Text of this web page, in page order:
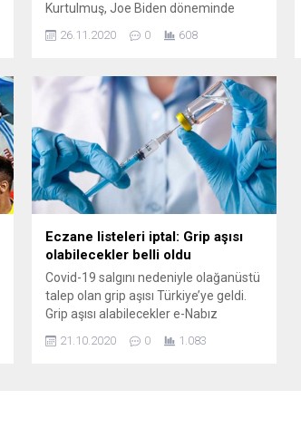
Kurtulmuş, Joe Biden döneminde
Türkiye-ABD ilişkilerinde gerilim
beklemediklerini söyledi. Reuters’a
‘Türkiye’yle gergin ilişkileri sürdürmek
istemeyeceği’ yorumu yaparak
“Gelecekte olumlu adımlar
atacaklarına inanıyorum” dedi. AK
Parti Genel Başkanvekili Numan
Kurtulmuş, Joe Biden’ın başkanlığında
ABD’yle ilişkilerin gerilmesini ve S-
400’ler nedeniyle Türkiye’ye yaptırım
26.11.2020 0 608
Eczane listeleri iptal: Grip aşısı
olabilecekler belli oldu
Covid-19 salgını nedeniyle olağanüstü
talep olan grip aşısı Türkiye’ye geldi.
Grip aşısı alabilecekler e-Nabız
sistemlerine yüklendi. Aşı fiyatı 72.64
lira olarak duyuruldu. Korona virüsü
21.10.2020 0 1.083